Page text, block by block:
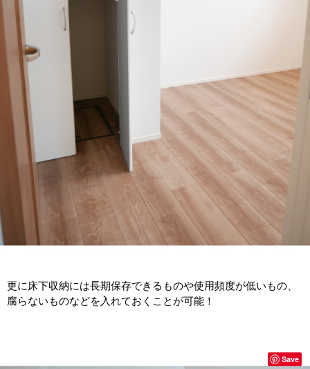
更に床下収納には長期保存できるものや使用頻度が低いもの、
腐らないものなどを入れておくことが可能！
Save